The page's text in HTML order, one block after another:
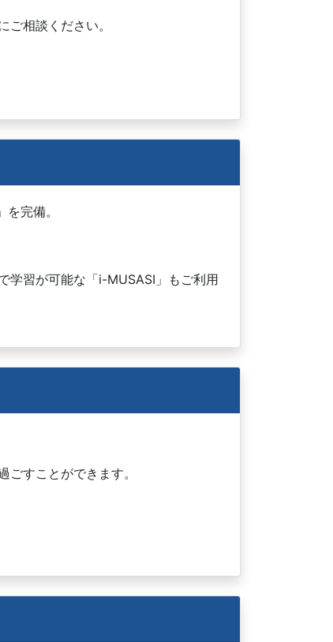
相談ください。
完備。
学習が可能な「i-MUSASI」もご利用
すことができます。